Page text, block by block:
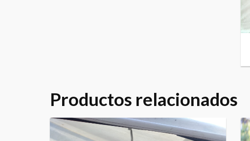
Productos relacionados